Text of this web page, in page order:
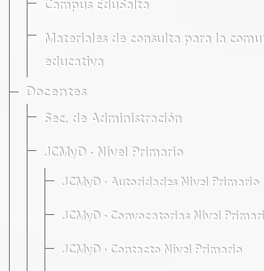
Campus EduSalta
Materiales de consulta para la
educativa
Docentes
Sec. de Administración
JCMyD · Nivel Primario
JCMyD · Autoridades Nivel Primario
JCMyD · Convocatorias Nivel
JCMyD · Contacto Nivel Primario